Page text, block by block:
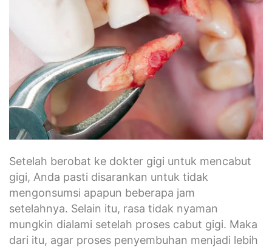
Setelah berobat ke dokter gigi untuk mencabut
gigi, Anda pasti disarankan untuk tidak
mengonsumsi apapun beberapa jam
setelahnya. Selain itu, rasa tidak nyaman
mungkin dialami setelah proses cabut gigi. Maka
dari itu, agar proses penyembuhan menjadi lebih